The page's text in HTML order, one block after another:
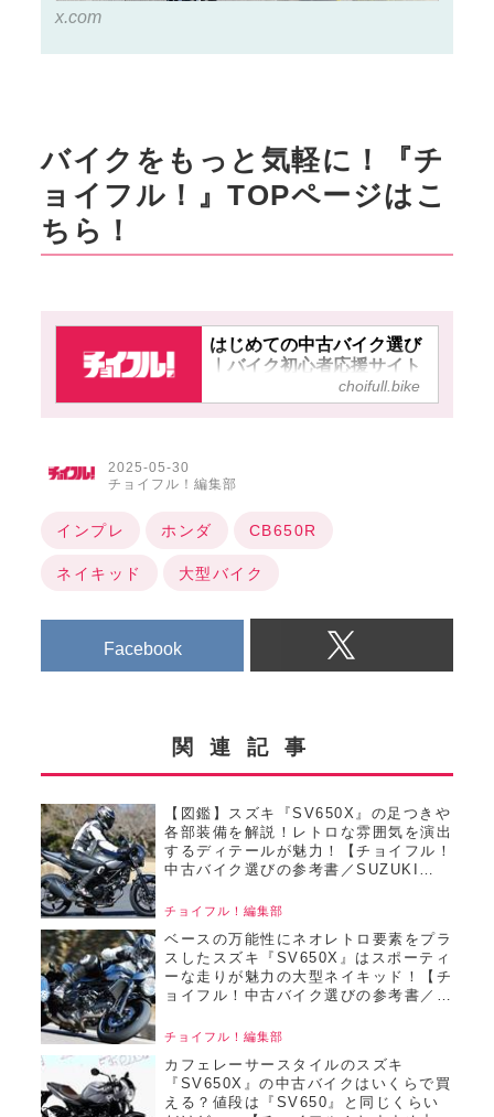
x.com
バイクをもっと気軽に！『チ
ョイフル！』TOPページはこ
ちら！
はじめての中古バイク選び
｜バイク初心者応援サイト
【チョイフル！】choifull.bike
2025-05-30
チョイフル！編集部
インプレ ホンダ CB650R
ネイキッド 大型バイク
Facebook
関連記事
【図鑑】スズキ『SV650X』の足つきや
各部装備を解説！レトロな雰囲気を演出
するディテールが魅力！【チョイフル！
中古バイク選びの参考書／SUZUKI
チョイフル！編集部
ベースの万能性にネオレトロ要素をプラ
スしたスズキ『SV650X』はスポーティ
ーな走りが魅力の大型ネイキッド！【チ
ョイフル！中古バイク選びの参考書／
チョイフル！編集部
カフェレーサースタイルのスズキ
『SV650X』の中古バイクはいくらで買
える？値段は『SV650』と同じくらい